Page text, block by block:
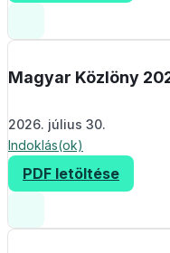
Magyar Közlöny
2026. július 30.
Indoklás(ok)
PDF letöltése